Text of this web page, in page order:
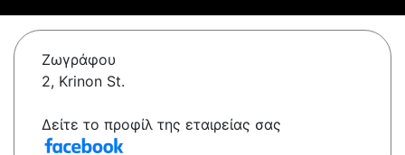
Ζωγράφου
2, Krinon St.
Δείτε το προφίλ της εταιρείας σας